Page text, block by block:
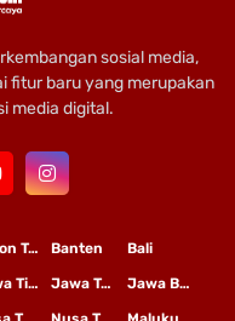
sosial media,
fitur baru yang merupakan
media digital.
Bali
Banten
Buton Tengah
Jawa Barat
Jawa Tengah
Jawa Timur